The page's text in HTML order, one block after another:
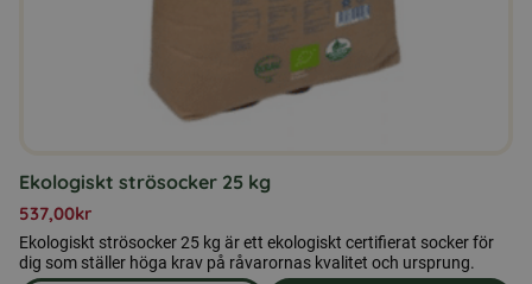
Ekologiskt strösocker 25 kg
537,00kr
Ekologiskt strösocker 25 kg är ett ekologiskt certifierat socker för
dig som ställer höga krav på råvarornas kvalitet och ursprung.